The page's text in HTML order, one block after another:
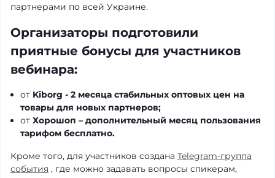
партнерами по всей Украине.
Организаторы подготовили
приятные бонусы для участников
вебинара:
от Kiborg - 2 месяца стабильных оптовых цен на
товары для новых партнеров;
от Хорошоп – дополнительный месяц пользования
тарифом бесплатно.
Кроме того, для участников создана Telegram-группа
события , где можно задавать вопросы спикерам,